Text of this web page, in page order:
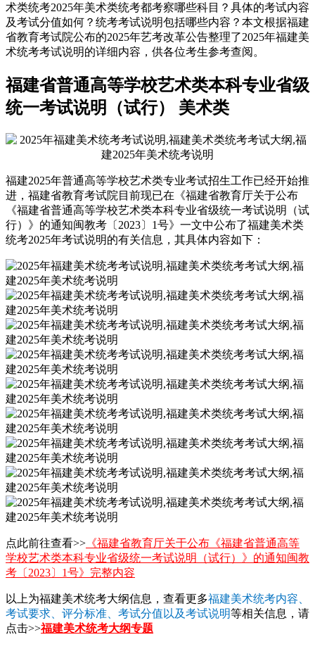
术类统考2025年美术类统考都考察哪些科目？具体的考试内容
及考试分值如何？统考考试说明包括哪些内容？本文根据福建
省教育考试院公布的2025年艺考改革公告整理了2025年福建美
术统考考试说明的详细内容，供各位考生参考查阅。
福建省普通高等学校艺术类本科专业省级
统一考试说明（试行） 美术类
福建2025年普通高等学校艺术类专业考试招生工作已经开始推
进，福建省教育考试院目前现已在《福建省教育厅关于公布
《福建省普通高等学校艺术类本科专业省级统一考试说明（试
行）》的通知闽教考〔2023〕1号》一文中公布了福建美术类
统考2025年考试说明的有关信息，其具体内容如下：
点此前往查看>> 《福建省教育厅关于公布《福建省普通高等
学校艺术类本科专业省级统一考试说明（试行）》的通知闽教
考〔2023〕1号》完整内容
以上为福建美术统考大纲信息，查看更多福建美术统考内容、
考试要求、评分标准、考试分值以及考试说明等相关信息，请
点击>>福建美术统考大纲专题